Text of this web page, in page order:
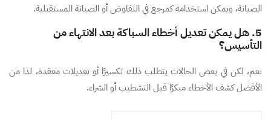
الصيانة، ويمكن استخدامه كمرجع في التفاوض أو الصيانة المستقبلية.
5. هل يمكن تعديل أخطاء السباكة بعد الانتهاء من
التأسيس؟
نعم، لكن في بعض الحالات يتطلب ذلك تكسيرًا أو تعديلات معقدة، لذا من
الأفضل كشف الأخطاء مبكرًا قبل التشطيب أو الشراء.